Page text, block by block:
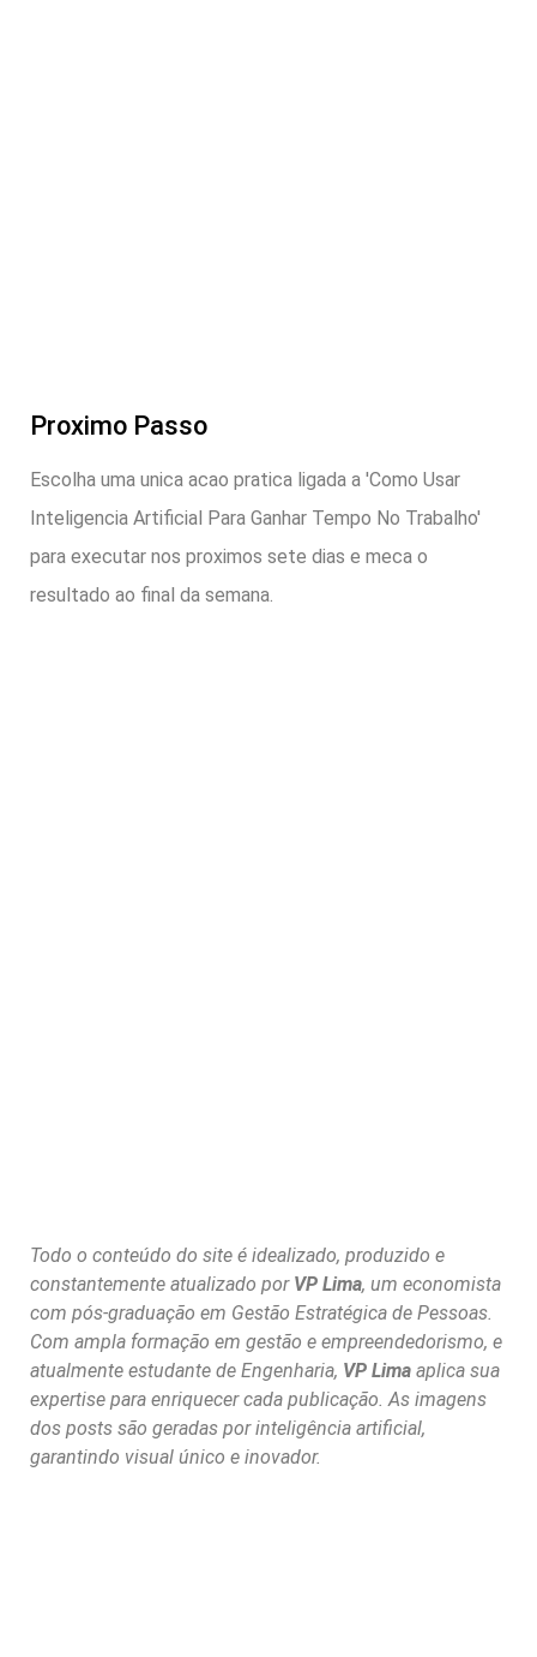
Proximo Passo
Escolha uma unica acao pratica ligada a 'Como Usar
Inteligencia Artificial Para Ganhar Tempo No Trabalho'
para executar nos proximos sete dias e meca o
resultado ao final da semana.
Todo o conteúdo do site é idealizado, produzido e
constantemente atualizado por VP Lima, um economista
com pós-graduação em Gestão Estratégica de Pessoas.
Com ampla formação em gestão e empreendedorismo, e
atualmente estudante de Engenharia, VP Lima aplica sua
expertise para enriquecer cada publicação. As imagens
dos posts são geradas por inteligência artificial,
garantindo visual único e inovador.